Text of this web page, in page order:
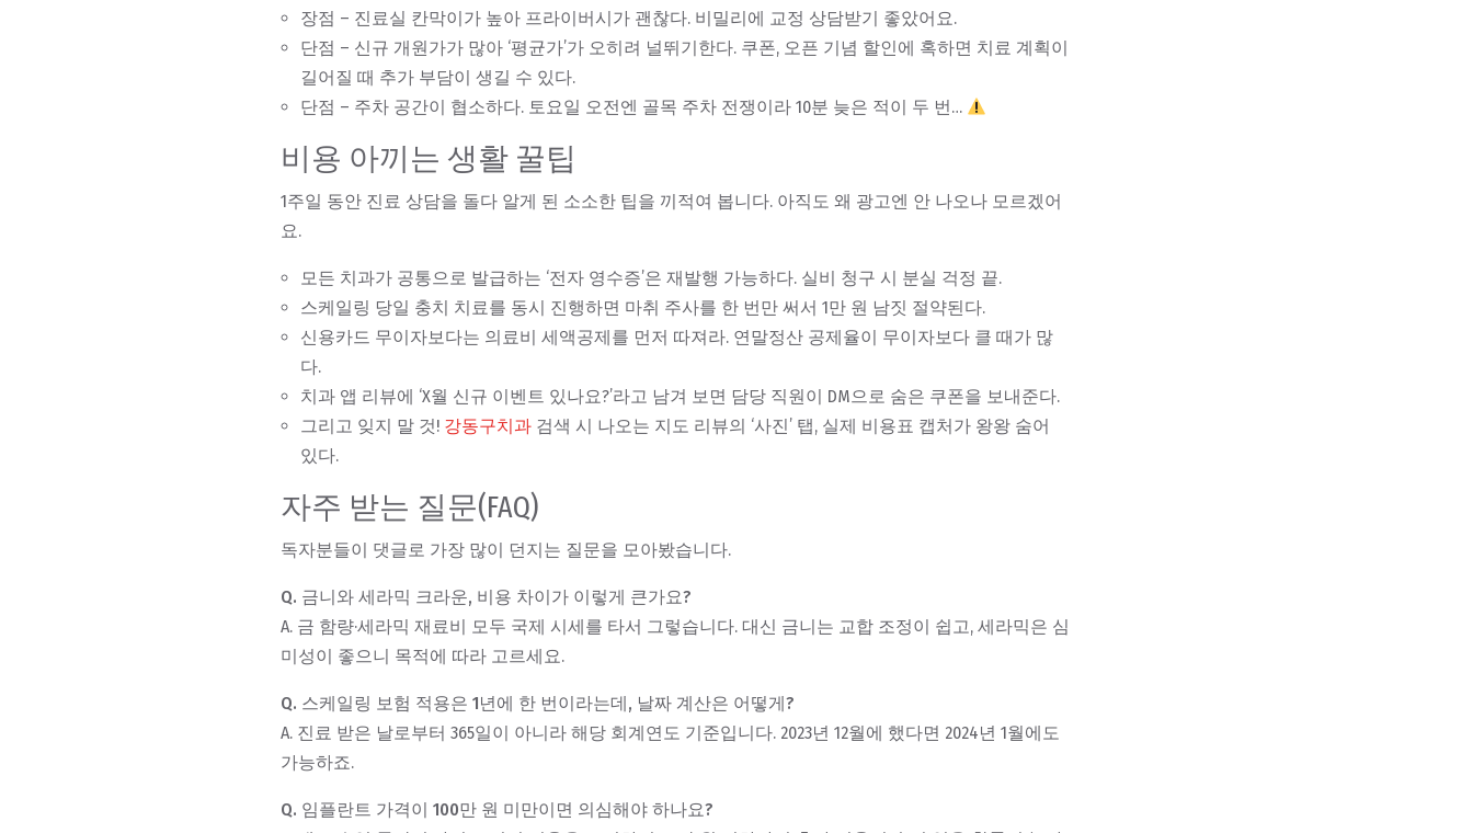
장점 – 진료실 칸막이가 높아 프라이버시가 괜찮다. 비밀리에 교정 상담받기 좋았어요.
단점 – 신규 개원가가 많아 ‘평균가’가 오히려 널뛰기한다. 쿠폰, 오픈 기념 할인에 혹하면 치료 계획이
길어질 때 추가 부담이 생길 수 있다.
단점 – 주차 공간이 협소하다. 토요일 오전엔 골목 주차 전쟁이라 10분 늦은 적이 두 번…
비용 아끼는 생활 꿀팁
1주일 동안 진료 상담을 돌다 알게 된 소소한 팁을 끼적여 봅니다. 아직도 왜 광고엔 안 나오나 모르겠어
요.
모든 치과가 공통으로 발급하는 ‘전자 영수증’은 재발행 가능하다. 실비 청구 시 분실 걱정 끝.
스케일링 당일 충치 치료를 동시 진행하면 마취 주사를 한 번만 써서 1만 원 남짓 절약된다.
신용카드 무이자보다는 의료비 세액공제를 먼저 따져라. 연말정산 공제율이 무이자보다 클 때가 많
다.
치과 앱 리뷰에 ‘X월 신규 이벤트 있나요?’라고 남겨 보면 담당 직원이 DM으로 숨은 쿠폰을 보내준다.
그리고 잊지 말 것! 강동구치과 검색 시 나오는 지도 리뷰의 ‘사진’ 탭, 실제 비용표 캡처가 왕왕 숨어
있다.
자주 받는 질문(FAQ)
독자분들이 댓글로 가장 많이 던지는 질문을 모아봤습니다.
Q. 금니와 세라믹 크라운, 비용 차이가 이렇게 큰가요?
A. 금 함량·세라믹 재료비 모두 국제 시세를 타서 그렇습니다. 대신 금니는 교합 조정이 쉽고, 세라믹은 심
미성이 좋으니 목적에 따라 고르세요.
Q. 스케일링 보험 적용은 1년에 한 번이라는데, 날짜 계산은 어떻게?
A. 진료 받은 날로부터 365일이 아니라 해당 회계연도 기준입니다. 2023년 12월에 했다면 2024년 1월에도
가능하죠.
Q. 임플란트 가격이 100만 원 미만이면 의심해야 하나요?